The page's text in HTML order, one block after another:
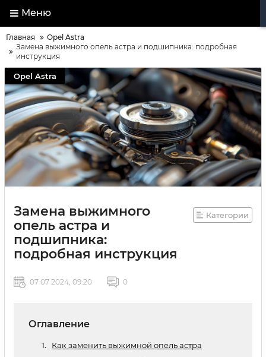
Меню
Главная
Opel Astra
Замена выжимного опель астра и подшипника: подробная
инструкция
Opel Astra
Замена выжимного
опель астра и
подшипника:
подробная инструкция
Категории
07 07 2024, 09:20 0
Оглавление
Как заменить выжимной опель астра